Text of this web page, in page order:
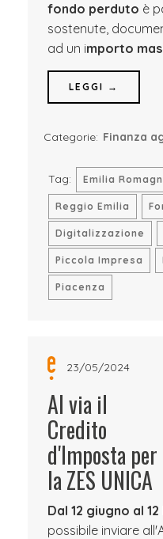
fondo perduto è
sostenute,
ad un importo
LEGGI →
Categorie: Finanza
Tag: Emilia
Reggio Emilia
Digitalizzazione
Piccola Impresa
Piacenza
23/05/2024
Al via il
Credito
d'Imposta per
la ZES UNICA
Dal 12 giugno al
possibile inviare